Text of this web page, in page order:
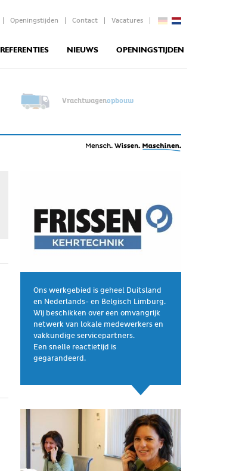
Openingstijden Contact Vacatures
REFERENTIES NIEUWS OPENINGSTIJDEN
Vrachtwagenopbouw
Ons werkgebied is geheel Duitsland
en Nederlands- en Belgisch Limburg.
Wij beschikken over een omvangrijk
netwerk van lokale medewerkers en
vakkundige servicepartners.
Een snelle reactietijd is
gegarandeerd.